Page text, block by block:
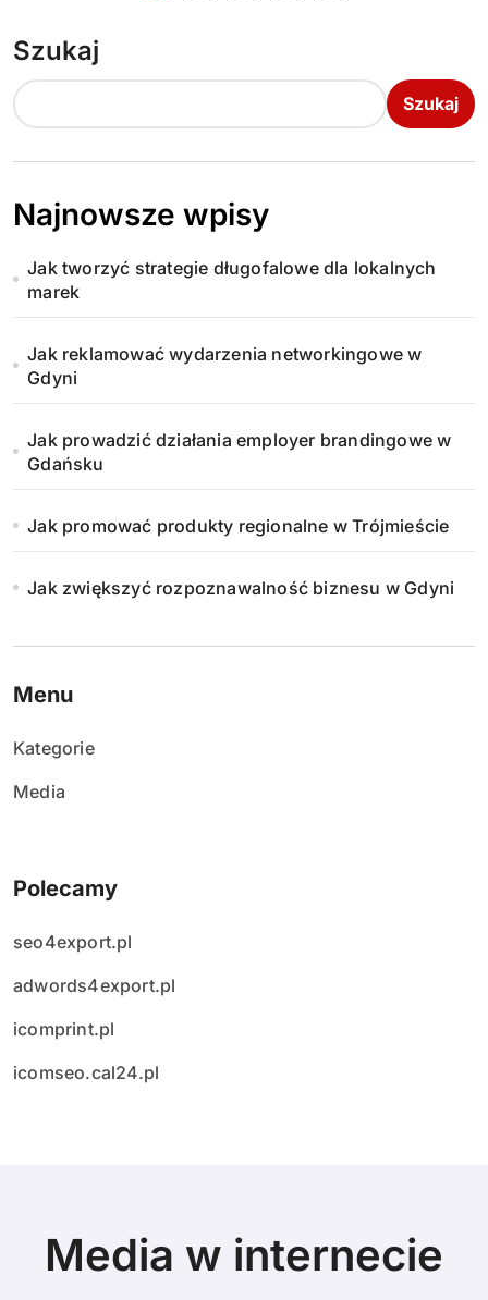
n
i
o
n
e
w
p
i
Szukaj
Szukaj
Najnowsze wpisy
Jak tworzyć strategie długofalowe dla lokalnych
marek
Jak reklamować wydarzenia networkingowe w
Gdyni
Jak prowadzić działania employer brandingowe w
Gdańsku
Jak promować produkty regionalne w Trójmieście
Jak zwiększyć rozpoznawalność biznesu w Gdyni
Menu
Kategorie
Media
Polecamy
seo4export.pl
adwords4export.pl
icomprint.pl
icomseo.cal24.pl
Media w internecie